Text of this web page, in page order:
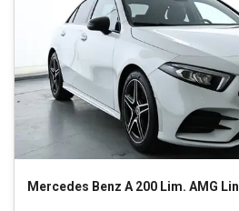
Mercedes Benz A 200 Lim. AMG Line (EURO 6d)